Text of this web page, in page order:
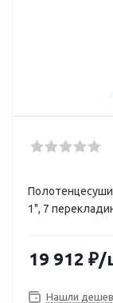
1", 7
19 912 ₽/
Нашли